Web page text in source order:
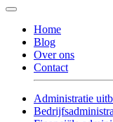
Home
Blog
Over ons
Contact
Administratie